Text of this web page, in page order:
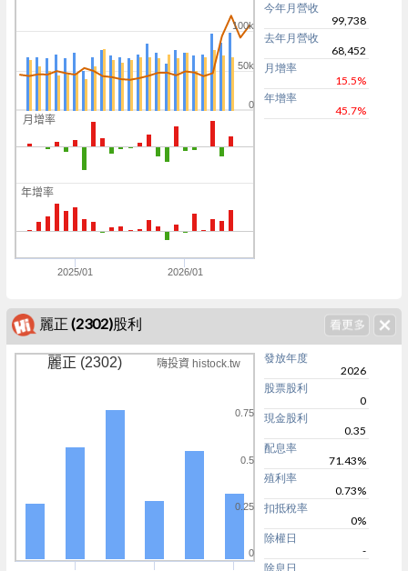
月增率
年增率
2025/01 2026/01
0
50k
100k
今年月營收
99,738
去年月營收
68,452
月增率
15.5%
年增率
45.7%
麗正 (2302)股利
麗正 (2302) 嗨投資 histock.tw
0
0.25
0.5
0.75
發放年度
2026
股票股利
0
現金股利
0.35
配息率
71.43%
殖利率
0.73%
扣抵稅率
0%
除權日
-
除息日